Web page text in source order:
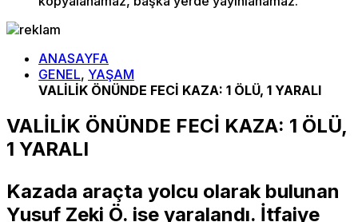
ANASAYFA
GENEL, YAŞAM
VALİLİK ÖNÜNDE FECİ KAZA: 1 ÖLÜ, 1 YARALI
VALİLİK ÖNÜNDE FECİ KAZA: 1 ÖLÜ,
1 YARALI
Kazada araçta yolcu olarak bulunan
Yusuf Zeki Ö. ise yaralandı. İtfaiye